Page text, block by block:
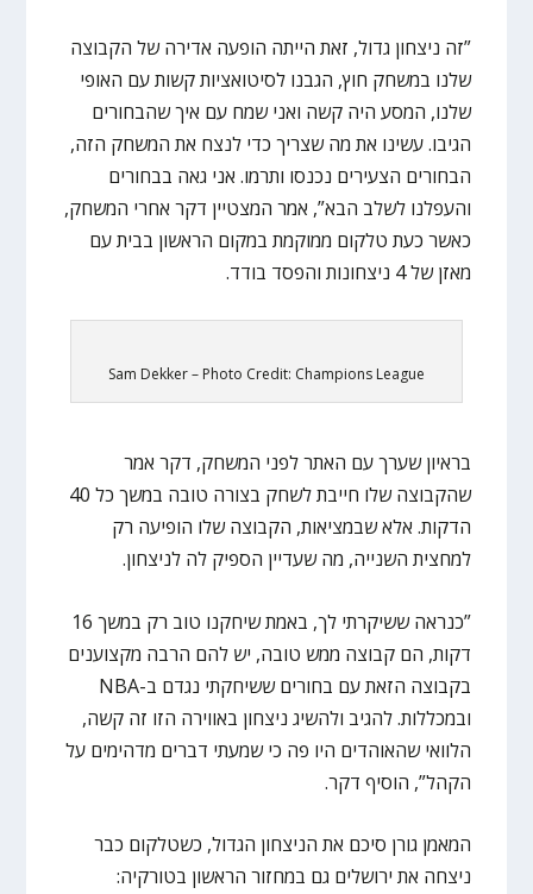
”זה ניצחון גדול, זאת הייתה הופעה אדירה של הקבוצה
שלנו במשחק חוץ, הגבנו לסיטואציות קשות עם האופי
שלנו, המסע היה קשה ואני שמח עם איך שהבחורים
הגיבו. עשינו את מה שצריך כדי לנצח את המשחק הזה,
הבחורים הצעירים נכנסו ותרמו. אני גאה בבחורים
והעפלנו לשלב הבא”, אמר המצטיין דקר אחרי המשחק,
כאשר כעת טלקום ממוקמת במקום הראשון בבית עם
מאזן של 4 ניצחונות והפסד בודד.
Sam Dekker – Photo Credit: Champions League
בראיון שערך עם האתר לפני המשחק, דקר אמר
שהקבוצה שלו חייבת לשחק בצורה טובה במשך כל 40
הדקות. אלא שבמציאות, הקבוצה שלו הופיעה רק
למחצית השנייה, מה שעדיין הספיק לה לניצחון.
”כנראה ששיקרתי לך, באמת שיחקנו טוב רק במשך 16
דקות, הם קבוצה ממש טובה, יש להם הרבה מקצוענים
בקבוצה הזאת עם בחורים ששיחקתי נגדם ב-NBA
ובמכללות. להגיב ולהשיג ניצחון באווירה הזו זה קשה,
הלוואי שהאוהדים היו פה כי שמעתי דברים מדהימים על
הקהל”, הוסיף דקר.
המאמן גורן סיכם את הניצחון הגדול, כשטלקום כבר
ניצחה את ירושלים גם במחזור הראשון בטורקיה: